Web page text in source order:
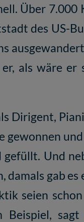
Über
des US-
als wäre er
Dirigent,
gewonnen
Und
gab es
seien